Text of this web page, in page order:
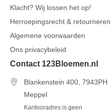
Klacht? Wij lossen het op!
Herroepingsrecht & retourneren
Algemene voorwaarden
Ons privacybeleid
Contact 123Bloemen.nl
Blankenstein 400, 7943PH
Meppel
Kantooradres is geen